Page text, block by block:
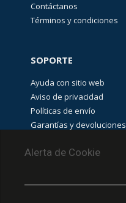
Alerta de Cookie
Contáctanos
Términos y condiciones
SOPORTE
Ayuda con sitio web
Aviso de privacidad
Políticas de envío
Garantías y devoluciones